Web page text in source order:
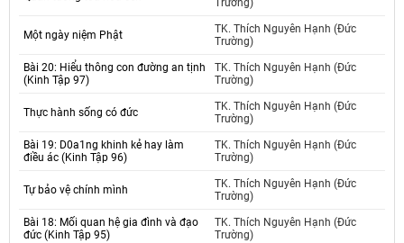
Trường)
Một ngày niệm Phật
TK. Thích Nguyên Hạnh (Đức
Trường)
Bài 20: Hiểu thông con đường an tịnh
(Kinh Tập 97)
TK. Thích Nguyên Hạnh (Đức
Trường)
Thực hành sống có đức
TK. Thích Nguyên Hạnh (Đức
Trường)
Bài 19: D0a1ng khinh kẻ hay làm
điều ác (Kinh Tập 96)
TK. Thích Nguyên Hạnh (Đức
Trường)
Tự bảo vệ chính mình
TK. Thích Nguyên Hạnh (Đức
Trường)
Bài 18: Mối quan hệ gia đình và đạo
đức (Kinh Tập 95)
TK. Thích Nguyên Hạnh (Đức
Trường)